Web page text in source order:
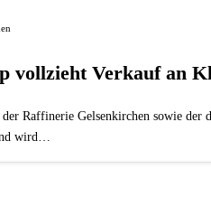
vollzieht Verkauf an
Raffinerie Gelsenkirchen sowie der
wird…